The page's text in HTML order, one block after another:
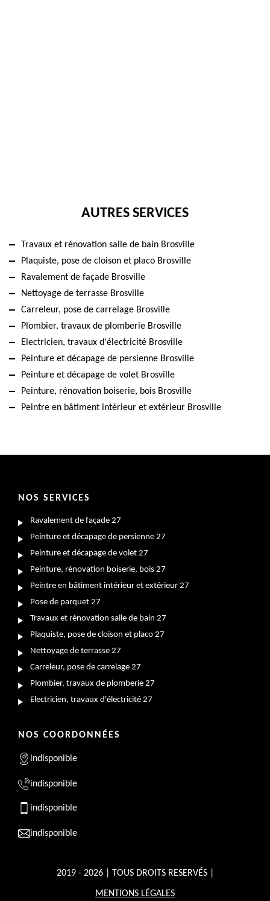
AUTRES SERVICES
Travaux et rénovation salle de bain Brosville
Plaquiste, pose de cloison et placo Brosville
Ravalement de façade Brosville
Nettoyage de terrasse Brosville
Carreleur, pose de carrelage Brosville
Plombier, travaux de plomberie Brosville
Electricien, travaux d'électricité Brosville
Peinture et décapage de persienne Brosville
Peinture et décapage de volet Brosville
Peinture, rénovation boiserie, bois Brosville
Peintre en bâtiment intérieur et extérieur Brosville
NOS SERVICES
Ravalement de façade 27
Peinture et décapage de persienne 27
Peinture et décapage de volet 27
Peinture, rénovation boiserie, bois 27
Peintre en bâtiment intérieur et extérieur 27
Pose de parquet 27
Travaux et rénovation salle de bain 27
Plaquiste, pose de cloison et placo 27
Nettoyage de terrasse 27
Carreleur, pose de carrelage 27
Plombier, travaux de plomberie 27
Electricien, travaux d'électricité 27
NOS COORDONNÉES
indisponible
indisponible
indisponible
indisponible
2019 - 2026 | TOUS DROITS RESERVÉS |
MENTIONS LÉGALES